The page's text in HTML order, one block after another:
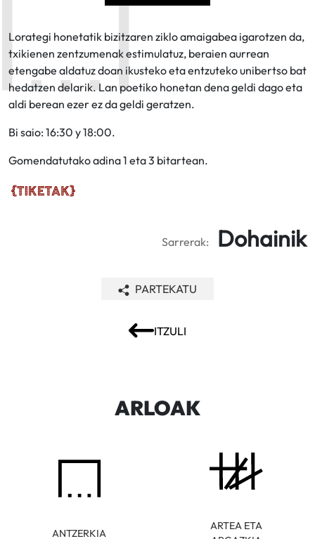
Lorategi honetatik bizitzaren ziklo amaigabea igarotzen da,
txikienen zentzumenak estimulatuz, beraien aurrean
etengabe aldatuz doan ikusteko eta entzuteko unibertso bat
hedatzen delarik. Lan poetiko honetan dena geldi dago eta
aldi berean ezer ez da geldi geratzen.
Bi saio: 16:30 y 18:00.
Gomendatutako adina 1 eta 3 bitartean.
Sarrerak: Dohainik
ITZULI
PARTEKATU
ARLOAK
ANTZERKIA
ARTEA ETA